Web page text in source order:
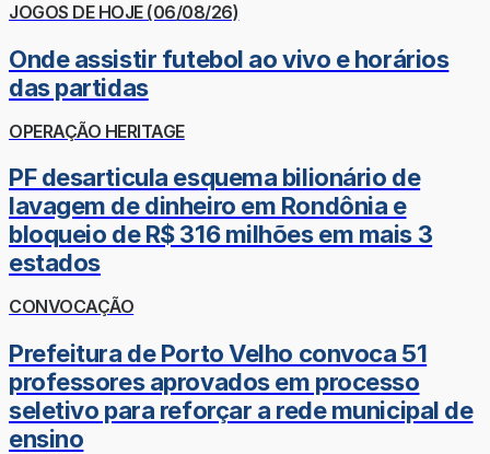
JOGOS DE HOJE (06/08/26)
Onde assistir futebol ao vivo e horários
das partidas
OPERAÇÃO HERITAGE
PF desarticula esquema bilionário de
lavagem de dinheiro em Rondônia e
bloqueio de R$ 316 milhões em mais 3
estados
CONVOCAÇÃO
Prefeitura de Porto Velho convoca 51
professores aprovados em processo
seletivo para reforçar a rede municipal de
ensino